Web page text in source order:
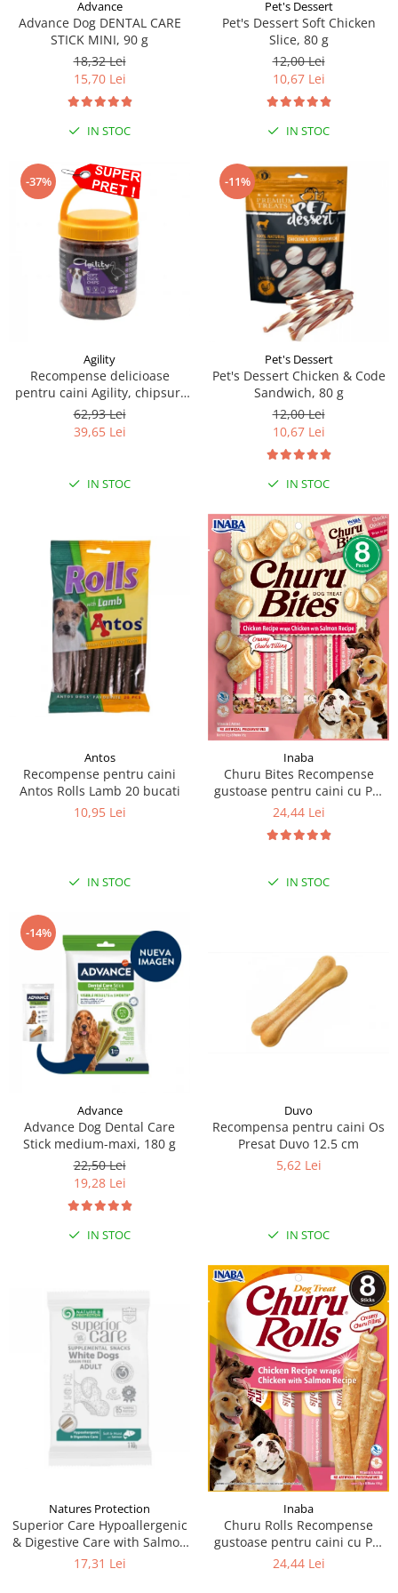
Sampoane si Balsamuri
Servetele Umede
Covorase absorbante
Curatare Ochi
Igiena Catel
Solutii Atractante si repelente
Custi transport - Pisici
Jucarii Pisici
Lese, Hamuri si Zgarzi
Paturi, perne si cosuri pentru pisici
Recompense Delicioase
Advance
Advance Dog DENTAL CARE
STICK MINI, 90 g
18,32 Lei
15,70 Lei
IN STOC
Pet's Dessert
Pet's Dessert Soft Chicken
Slice, 80 g
12,00 Lei
10,67 Lei
IN STOC
-37%
Agility
Recompense delicioase
pentru caini Agility, chipsuri
moi de rata, 500g
62,93 Lei
39,65 Lei
IN STOC
-11%
Pet's Dessert
Pet's Dessert Chicken & Code
Sandwich, 80 g
12,00 Lei
10,67 Lei
IN STOC
Antos
Recompense pentru caini
Antos Rolls Lamb 20 bucati
10,95 Lei
IN STOC
Inaba
Churu Bites Recompense
gustoase pentru caini cu Pui
si somon 8 x 12 g
24,44 Lei
IN STOC
-14%
Advance
Advance Dog Dental Care
Stick medium-maxi, 180 g
22,50 Lei
19,28 Lei
IN STOC
Duvo
Recompensa pentru caini Os
Presat Duvo 12.5 cm
5,62 Lei
IN STOC
Natures Protection
Superior Care Hypoallergenic
& Digestive Care with Salmon
(110g)
17,31 Lei
Inaba
Churu Rolls Recompense
gustoase pentru caini cu Pui
si somon 8 x 12 g
24,44 Lei